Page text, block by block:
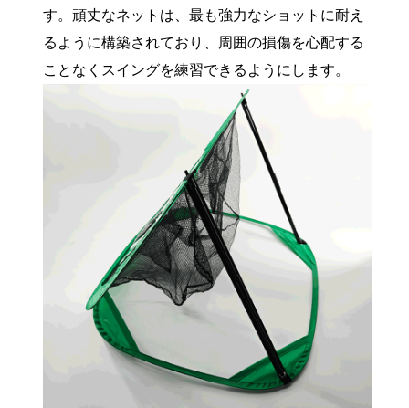
す。頑丈なネットは、最も強力なショットに耐え
るように構築されており、周囲の損傷を心配する
ことなくスイングを練習できるようにします。